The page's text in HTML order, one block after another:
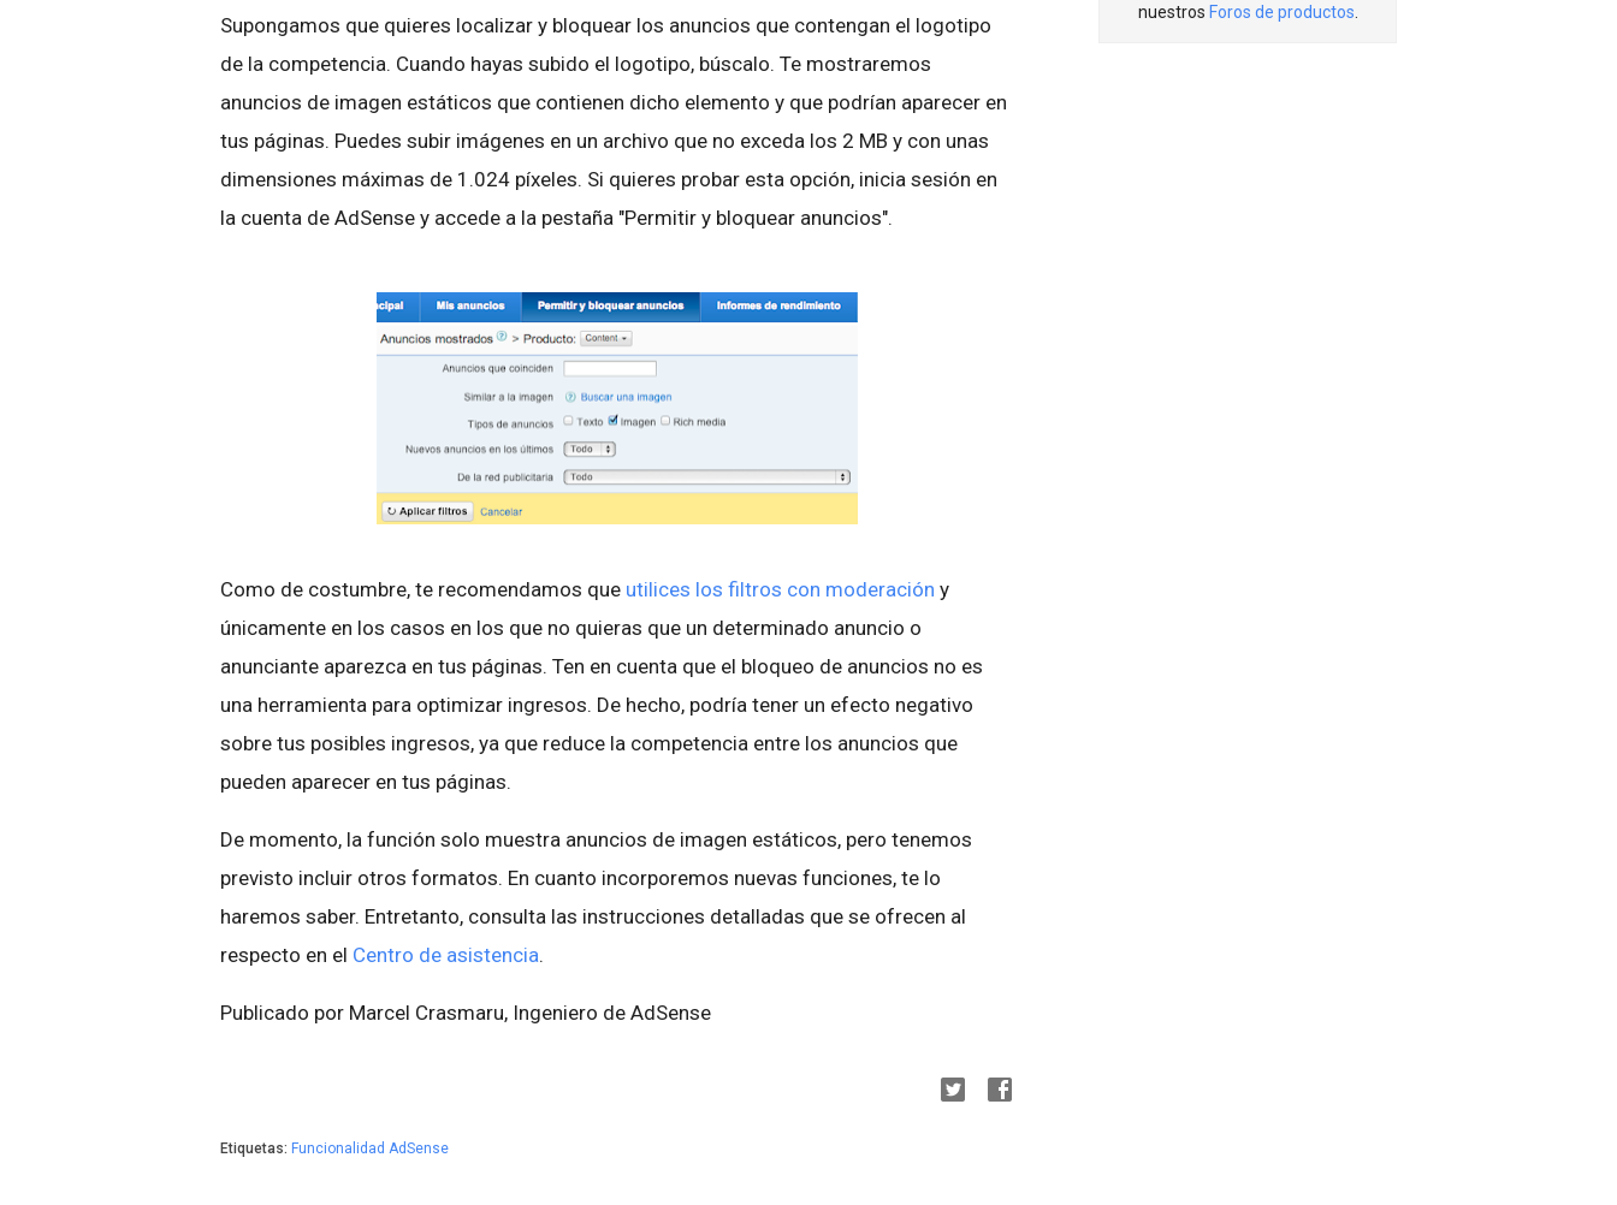
Supongamos que quieres localizar y bloquear los anuncios que contengan el logotipo
de la competencia. Cuando hayas subido el logotipo, búscalo. Te mostraremos
anuncios de imagen estáticos que contienen dicho elemento y que podrían aparecer en
tus páginas. Puedes subir imágenes en un archivo que no exceda los 2 MB y con unas
dimensiones máximas de 1.024 píxeles. Si quieres probar esta opción, inicia sesión en
la cuenta de AdSense y accede a la pestaña "Permitir y bloquear anuncios".
Como de costumbre, te recomendamos que utilices los filtros con moderación y
únicamente en los casos en los que no quieras que un determinado anuncio o
anunciante aparezca en tus páginas. Ten en cuenta que el bloqueo de anuncios no es
una herramienta para optimizar ingresos. De hecho, podría tener un efecto negativo
sobre tus posibles ingresos, ya que reduce la competencia entre los anuncios que
pueden aparecer en tus páginas.
De momento, la función solo muestra anuncios de imagen estáticos, pero tenemos
previsto incluir otros formatos. En cuanto incorporemos nuevas funciones, te lo
haremos saber. Entretanto, consulta las instrucciones detalladas que se ofrecen al
respecto en el Centro de asistencia.
Publicado por Marcel Crasmaru, Ingeniero de AdSense
Etiquetas: Funcionalidad AdSense
nuestros Foros de productos